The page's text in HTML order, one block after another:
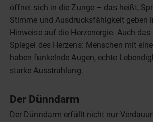
öffnet sich in die Zunge – das heißt,
Stimme und Ausdrucksfähigkeit geben
Hinweise auf die Herzenergie. Auch
Spiegel des Herzens: Menschen mit
haben funkelnde Augen, echte
starke Ausstrahlung.
Der Dünndarm
Der Dünndarm erfüllt nicht nur